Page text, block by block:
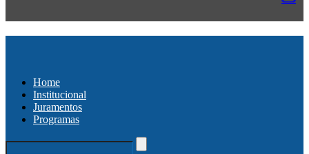
Home
Institucional
Juramentos
Programas